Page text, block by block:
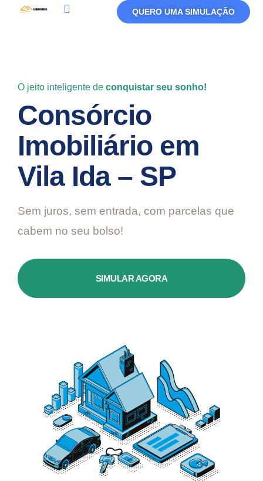
QUERO UMA SIMULAÇÃO
O jeito inteligente de conquistar seu sonho!
Consórcio
Imobiliário em
Vila Ida – SP
Sem juros, sem entrada, com parcelas que
cabem no seu bolso!
SIMULAR AGORA